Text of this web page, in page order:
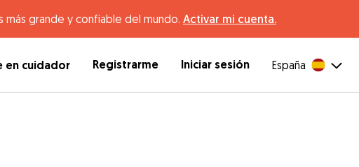
grande y confiable del mundo. Activar mi cuenta.
en cuidador Registrarme Iniciar sesión España